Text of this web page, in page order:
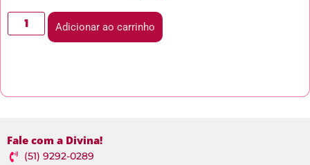
Adicionar ao carrinho
Fale com a Divina!
(51) 9292-0289